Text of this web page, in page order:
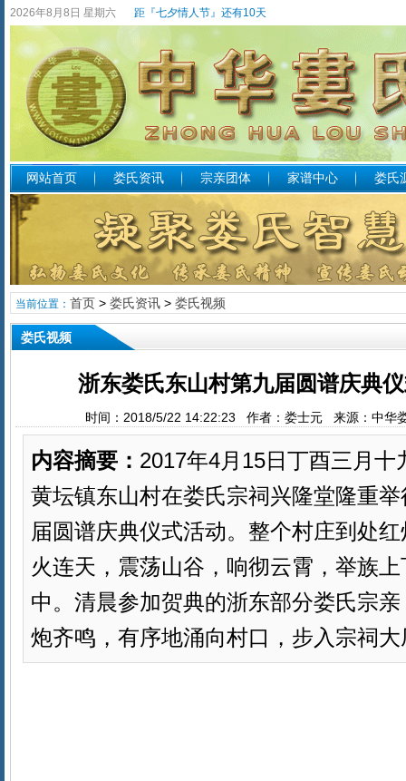
2026年8月8日 星期六 距『七夕情人节』还有10天
网站首页 娄氏资讯 宗亲团体 家谱中心 娄氏
当前位置： 首页> 娄氏资讯> 娄氏视频
娄氏视频
浙东娄氏东山村第九届圆谱庆典
时间：2018/5/22 14:22:23 作者：娄士元 来源：中华
内容摘要： 2017年4月15日丁酉三月
黄坛镇东山村在娄氏宗祠兴隆堂隆重
届圆谱庆典仪式活动。整个村庄到处
火连天，震荡山谷，响彻云霄，举族
中。清晨参加贺典的浙东部分娄氏宗
炮齐鸣，有序地涌向村口，步入宗祠